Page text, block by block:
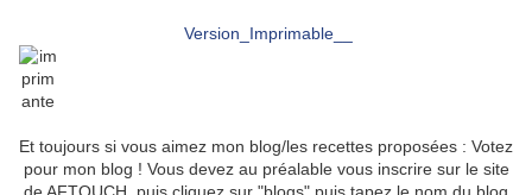
Version_Imprimable__
Et toujours si vous aimez mon blog/les recettes proposées : Votez
pour mon blog ! Vous devez au préalable vous inscrire sur le site